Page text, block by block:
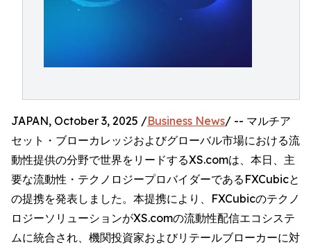
JAPAN, October 3, 2025 /Business News/ -- マルチア
セット・ブローカレッジおよびグローバル市場における流
動性提供の分野で世界をリードするXS.comは、本日、主
要な流動性・テクノロジープロバイダーであるFXCubicと
の提携を発表しました。本提携により、FXCubicのテクノ
ロジーソリューションがXS.comの流動性配信エコシステ
ムに統合され、機関投資家およびリテールブローカーに対